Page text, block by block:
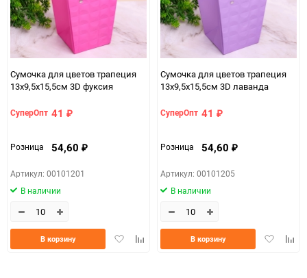
Сумочка для цветов трапеция
13х9,5х15,5см 3D фуксия
СуперОпт 41 ₽
Розница 54,60 ₽
Артикул: 00101201
В наличии
ДобавитьДобавить
В корзину
Сумочка для цветов трапеция
13х9,5х15,5см 3D лаванда
СуперОпт 41 ₽
Розница 54,60 ₽
Артикул: 00101205
В наличии
Добавить
В корзину